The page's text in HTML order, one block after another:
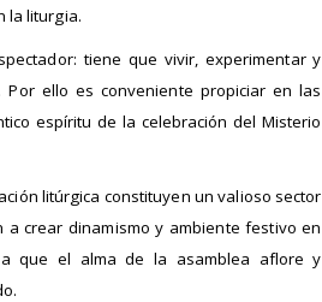
la liturgia.
tiene que vivir, experimentar y
Por ello es conveniente propiciar en las
espíritu de la celebración del Misterio
litúrgica constituyen un valioso sector
crear dinamismo y ambiente festivo en
que el alma de la asamblea aflore y